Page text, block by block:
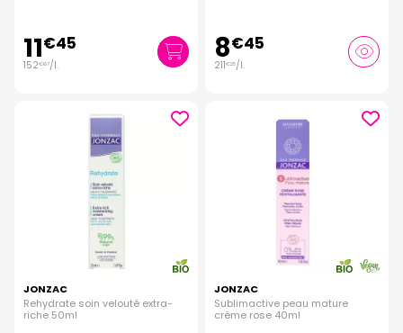
11€45
152€67/l. 8€45
211€25/l.
JONZAC
Rehydrate soin velouté extra-
riche 50ml
JONZAC
Sublimactive peau mature
crème rose 40ml